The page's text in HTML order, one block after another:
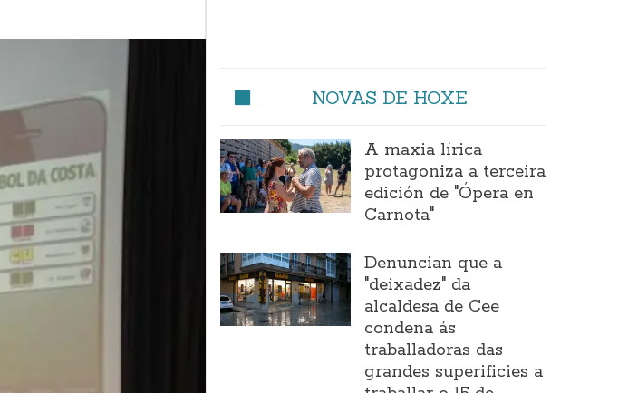
NOVAS DE HOXE
A maxia lírica
protagoniza a terceira
edición de "Ópera en
Carnota"
Denuncian que a
"deixadez" da
alcaldesa de Cee
condena ás
traballadoras das
grandes superificies a